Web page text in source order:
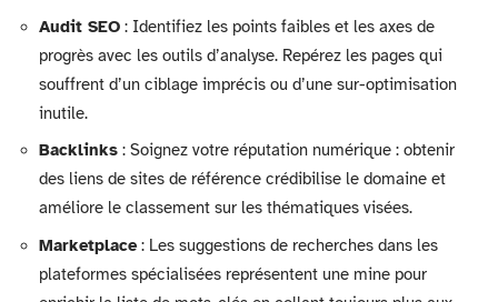
Audit SEO : Identifiez les points faibles et les axes de
progrès avec les outils d’analyse. Repérez les pages qui
souffrent d’un ciblage imprécis ou d’une sur-optimisation
inutile.
Backlinks : Soignez votre réputation numérique : obtenir
des liens de sites de référence crédibilise le domaine et
améliore le classement sur les thématiques visées.
Marketplace: Les suggestions de recherches dans les
plateformes spécialisées représentent une mine pour